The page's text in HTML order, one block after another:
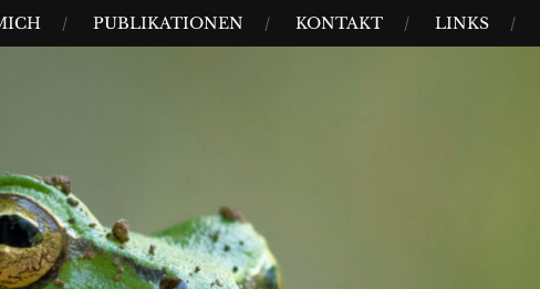
PUBLIKATIONEN KONTAKT LINKS